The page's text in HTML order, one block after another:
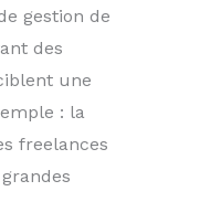
gestion de
des
une
: la
freelances